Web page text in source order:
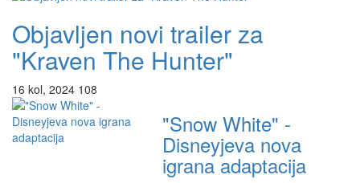
Objavljen novi trailer za
"Kraven The Hunter"
16 kol, 2024 108
"Snow White" -
Disneyjeva nova
igrana adaptacija